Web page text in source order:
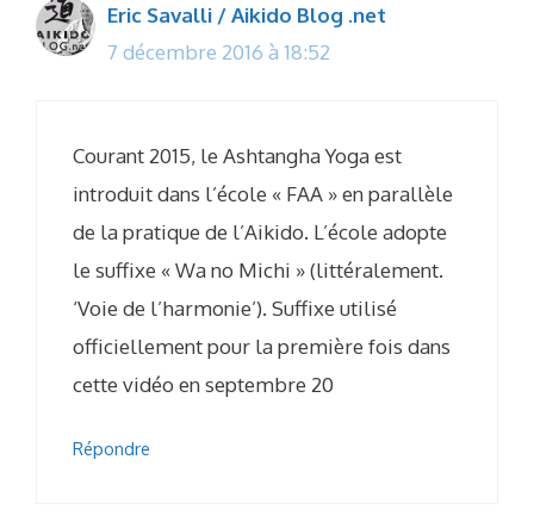
Eric Savalli / Aikido Blog .net
7 décembre 2016 à 18:52
Courant 2015, le Ashtangha Yoga est
introduit dans l’école « FAA » en parallèle
de la pratique de l’Aikido. L’école adopte
le suffixe « Wa no Michi » (littéralement.
‘Voie de l’harmonie’). Suffixe utilisé
officiellement pour la première fois dans
cette vidéo en septembre 20
Répondre